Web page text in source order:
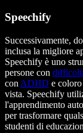
Speechify
Successivamente,
inclusa la migliore
Speechify è uno
persone con
con ADHD e
vista. Speechify
l'apprendimento
per trasformare
studenti di